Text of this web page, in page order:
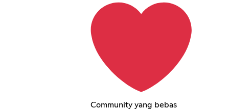
Community yang bebas